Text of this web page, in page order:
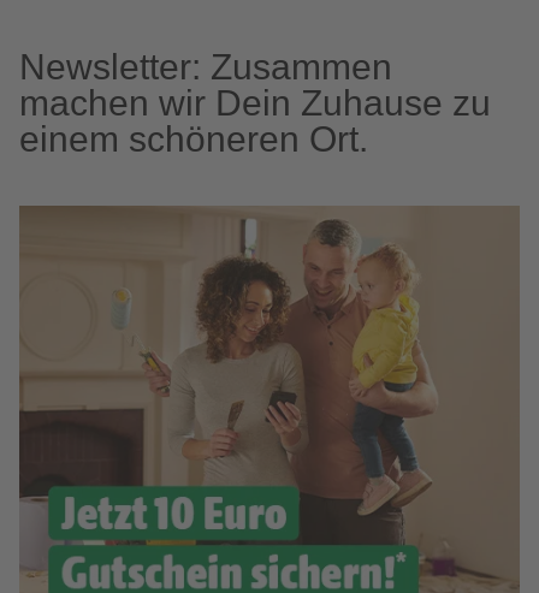
Newsletter: Zusammen
machen wir Dein Zuhause zu
einem schöneren Ort.